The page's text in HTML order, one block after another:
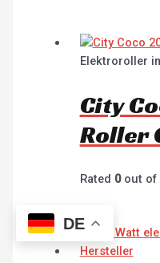
Elektroroller
City
Roller
Rated 0out of
DE